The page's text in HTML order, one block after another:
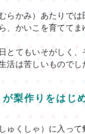
かみ）あたりでは
、かいこを育ててま
とてもいそがしく、
活は苦しいものでし
梨作りをはじ
ゅくしゃ）に入って